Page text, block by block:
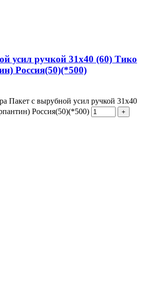
усил ручкой 31х40 (60) Тико
Россия(50)(*500)
Пакет с вырубной усил ручкой 31х40
Россия(50)(*500)